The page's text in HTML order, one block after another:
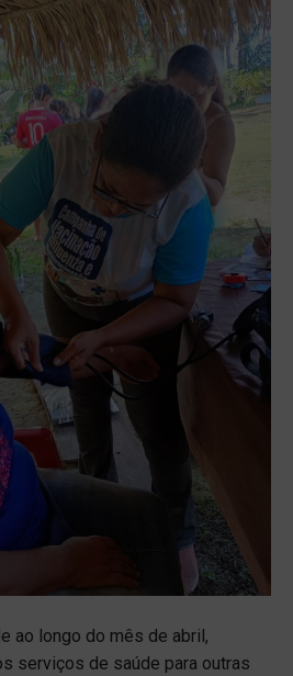
ao longo do mês de abril,
serviços de saúde para outras